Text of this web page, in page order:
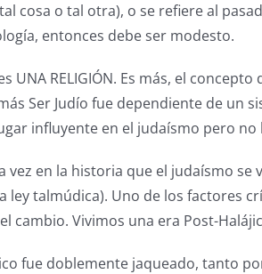
cosa o tal otra), o se refiere al
entonces debe ser modesto.
UNA RELIGIÓN. Es más, el
Ser Judío fue dependiente de un
influyente en el judaísmo pero
vez en la historia que el judaísmo
ley talmúdica). Uno de los factores
cambio. Vivimos una era Post-
fue doblemente jaqueado, tanto